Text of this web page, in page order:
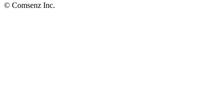
© Comsenz Inc.